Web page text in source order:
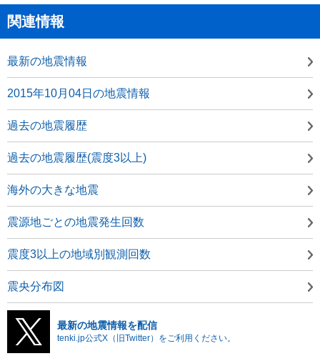
関連情報
最新の地震情報
2015年10月04日の地震情報
過去の地震履歴
過去の地震履歴(震度3以上)
海外の大きな地震
震源地ごとの地震発生回数
震度3以上の地域別観測回数
震央分布図
最新の地震情報を配信
tenki.jp公式X（旧Twitter）をご利用ください。